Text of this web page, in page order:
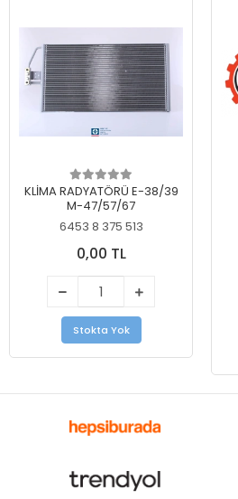
KLİMA RADYATÖRÜ E-38/39
M-47/57/67
6453 8 375 513
0,00 TL
Stokta Yok